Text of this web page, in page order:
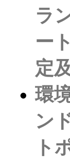
ラ
ー
定
環
ン
ト